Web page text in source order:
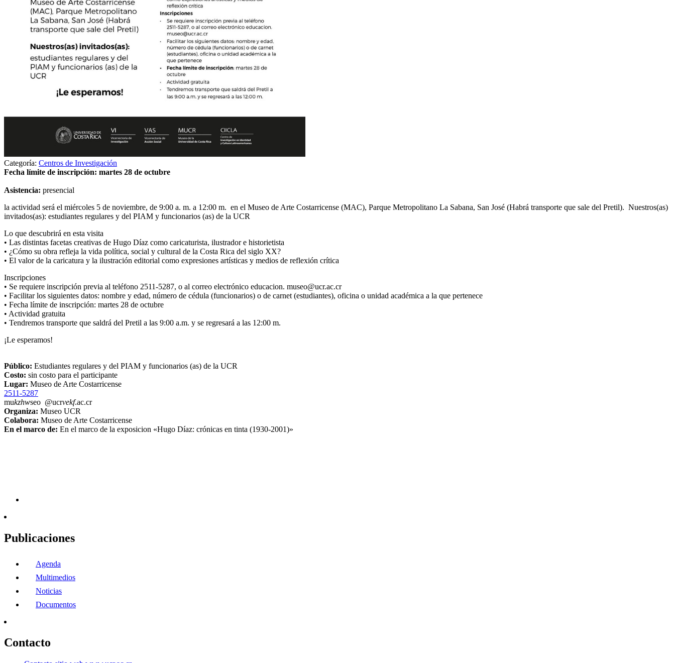
Categoría: Centros de Investigación
Fecha límite de inscripción: martes 28 de octubre
Asistencia: presencial
la actividad será el miércoles 5 de noviembre, de 9:00 a. m. a 12:00 m. en el Museo de Arte Costarricense (MAC), Parque Metropolitano La Sabana, San José (Habrá transporte que sale del Pretil). Nuestros(as)
invitados(as): estudiantes regulares y del PIAM y funcionarios (as) de la UCR
Lo que descubrirá en esta visita
• Las distintas facetas creativas de Hugo Díaz como caricaturista, ilustrador e historietista
• ¿Cómo su obra refleja la vida política, social y cultural de la Costa Rica del siglo XX?
• El valor de la caricatura y la ilustración editorial como expresiones artísticas y medios de reflexión crítica
Inscripciones
• Se requiere inscripción previa al teléfono 2511-5287, o al correo electrónico educacion. museo@ucr.ac.cr
• Facilitar los siguientes datos: nombre y edad, número de cédula (funcionarios) o de carnet (estudiantes), oficina o unidad académica a la que pertenece
• Fecha límite de inscripción: martes 28 de octubre
• Actividad gratuita
• Tendremos transporte que saldrá del Pretil a las 9:00 a.m. y se regresará a las 12:00 m.
¡Le esperamos!
Público: Estudiantes regulares y del PIAM y funcionarios (as) de la UCR
Costo: sin costo para el participante
Lugar: Museo de Arte Costarricense
2511-5287
mukzhwseo @ucrvekf.ac.cr
Organiza: Museo UCR
Colabora: Museo de Arte Costarricense
En el marco de: En el marco de la exposicion «Hugo Díaz: crónicas en tinta (1930-2001)»
Publicaciones
Agenda
Multimedios
Noticias
Documentos
Contacto